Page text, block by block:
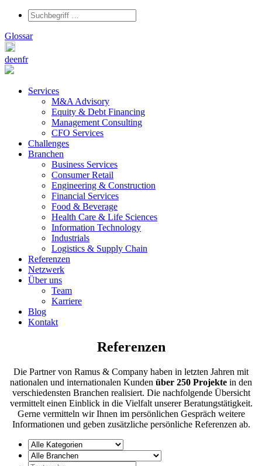
Glossar
deenfr
Services
M&A Advisory
Equity & Debt Financing
Management Consulting
CFO Services
Challenges
Branchen
Business Services
Consumer Retail
Engineering & Construction
Financial Services
Food & Beverage
Health Care & Life Sciences
Information Technology
Industrials
Logistics & Supply Chain
Referenzen
Netzwerk
Über uns
Team
Karriere
Blog
Kontakt
Referenzen
Die Partner von Ramus & Company haben in letzten Jahren mit
nationalen und internationalen Kunden über 250 Projekte in den
verschiedensten Branchen realisiert. Die nachfolgende Übersicht
vermittelt einen Einblick in die Vielfalt unserer Beratungstätigkeit.
Gerne vermitteln wir Ihnen im persönlichen Gespräch weitere
Informationen und geben zusätzliche persönliche Referenzen ab.